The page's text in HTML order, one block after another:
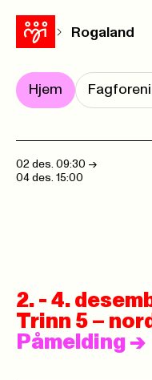
Rogaland
Hjem
02 des. 09:30 ->
04 des. 15:00
2. - 4.
Trinn 5 –
Påmelding ->